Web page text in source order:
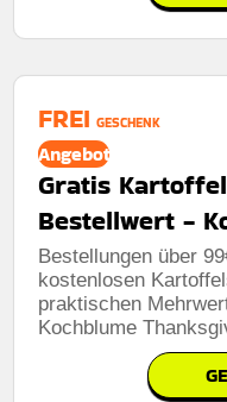
FREI GESCHENK
Angebot
Gratis
Bestellwert -
Bestellungen über
kostenlosen
praktischen
Kochblume